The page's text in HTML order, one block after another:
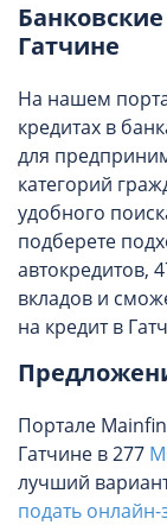
Гатчине
На нашем
кредитах в
для
категорий
удобного
подберете
автокредитов,
вкладов и
на кредит в
Портале
Гатчине в 277
лучший
подать онлайн-